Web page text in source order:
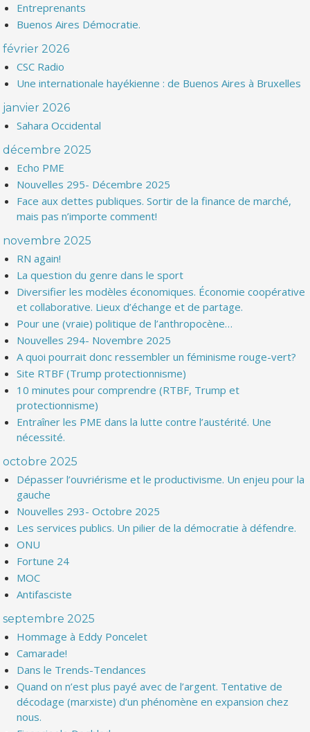
Entreprenants
Buenos Aires Démocratie.
février 2026
CSC Radio
Une internationale hayékienne : de Buenos Aires à Bruxelles
janvier 2026
Sahara Occidental
décembre 2025
Echo PME
Nouvelles 295- Décembre 2025
Face aux dettes publiques. Sortir de la finance de marché,
mais pas n’importe comment!
novembre 2025
RN again!
La question du genre dans le sport
Diversifier les modèles économiques. Économie coopérative
et collaborative. Lieux d’échange et de partage.
Pour une (vraie) politique de l’anthropocène…
Nouvelles 294- Novembre 2025
A quoi pourrait donc ressembler un féminisme rouge-vert?
Site RTBF (Trump protectionnisme)
10 minutes pour comprendre (RTBF, Trump et
protectionnisme)
Entraîner les PME dans la lutte contre l’austérité. Une
nécessité.
octobre 2025
Dépasser l’ouvriérisme et le productivisme. Un enjeu pour la
gauche
Nouvelles 293- Octobre 2025
Les services publics. Un pilier de la démocratie à défendre.
ONU
Fortune 24
MOC
Antifasciste
septembre 2025
Hommage à Eddy Poncelet
Camarade!
Dans le Trends-Tendances
Quand on n’est plus payé avec de l’argent. Tentative de
décodage (marxiste) d’un phénomène en expansion chez
nous.